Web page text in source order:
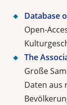
Database
Open-
The
Große
Daten aus